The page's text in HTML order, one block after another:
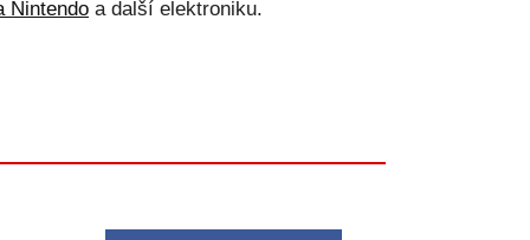
Nintendo a další elektroniku.